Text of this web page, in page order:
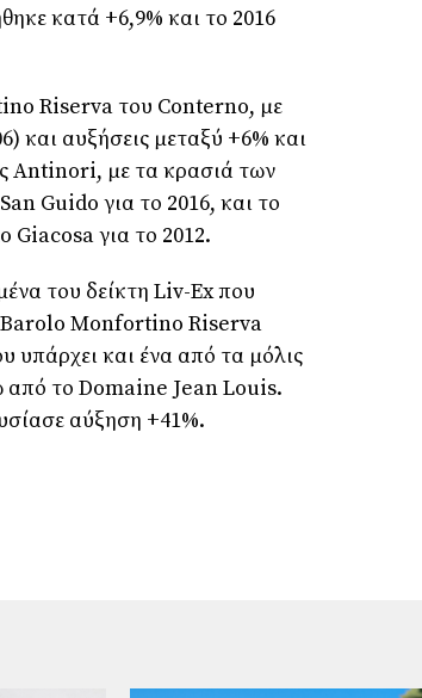
κατά +6,9% και το 2016
Riserva του Conterno, με
και αυξήσεις μεταξύ +6% και
Antinori, με τα κρασιά των
Guido για το 2016, και το
για το 2012.
του δείκτη Liv-Ex που
Barolo Monfortino Riserva
υπάρχει και ένα από τα μόλις
από το Domaine Jean Louis.
αύξηση +41%.